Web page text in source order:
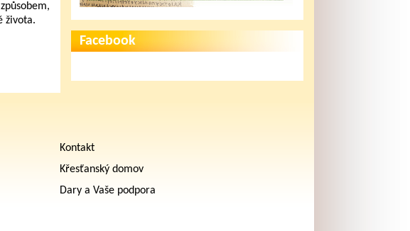
života.
Facebook
Kontakt
Křesťanský domov
Dary a Vaše podpora